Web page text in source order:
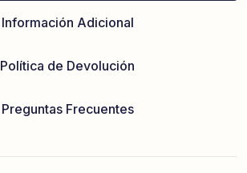
Información Adicional
Política de Devolución
Preguntas Frecuentes